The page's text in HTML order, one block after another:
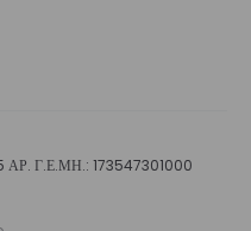
Γ.Ε.ΜΗ.: 173547301000